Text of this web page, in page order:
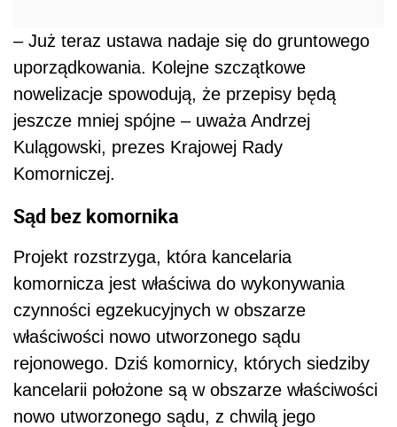
– Już teraz ustawa nadaje się do gruntowego
uporządkowania. Kolejne szczątkowe
nowelizacje spowodują, że przepisy będą
jeszcze mniej spójne – uważa Andrzej
Kulągowski, prezes Krajowej Rady
Komorniczej.
Sąd bez komornika
Projekt rozstrzyga, która kancelaria
komornicza jest właściwa do wykonywania
czynności egzekucyjnych w obszarze
właściwości nowo utworzonego sądu
rejonowego. Dziś komornicy, których siedziby
kancelarii położone są w obszarze właściwości
nowo utworzonego sądu, z chwilą jego